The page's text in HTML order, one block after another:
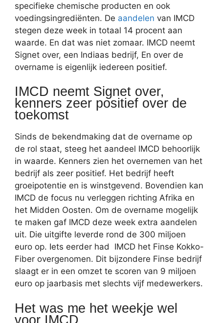
specifieke chemische producten en ook
voedingsingrediënten. De aandelen van IMCD
stegen deze week in totaal 14 procent aan
waarde. En dat was niet zomaar. IMCD neemt
Signet over, een Indiaas bedrijf, En over de
overname is eigenlijk iedereen positief.
IMCD neemt Signet over,
kenners zeer positief over de
toekomst
Sinds de bekendmaking dat de overname op
de rol staat, steeg het aandeel IMCD behoorlijk
in waarde. Kenners zien het overnemen van het
bedrijf als zeer positief. Het bedrijf heeft
groeipotentie en is winstgevend. Bovendien kan
IMCD de focus nu verleggen richting Afrika en
het Midden Oosten. Om de overname mogelijk
te maken gaf IMCD deze week extra aandelen
uit. Die uitgifte leverde rond de 300 miljoen
euro op. Iets eerder had IMCD het Finse Kokko-
Fiber overgenomen. Dit bijzondere Finse bedrijf
slaagt er in een omzet te scoren van 9 miljoen
euro op jaarbasis met slechts vijf medewerkers.
Het was me het weekje wel
voor IMCD